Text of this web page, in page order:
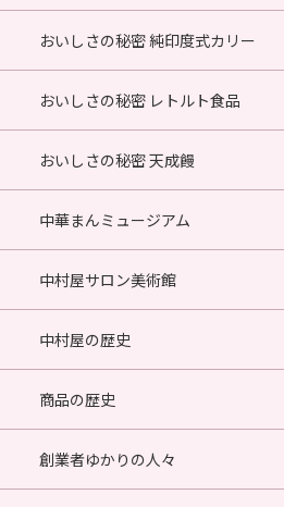
おいしさの秘密 純印度式カリー
おいしさの秘密 レトルト食品
おいしさの秘密 天成饅
中華まんミュージアム
中村屋サロン美術館
中村屋の歴史
商品の歴史
創業者ゆかりの人々